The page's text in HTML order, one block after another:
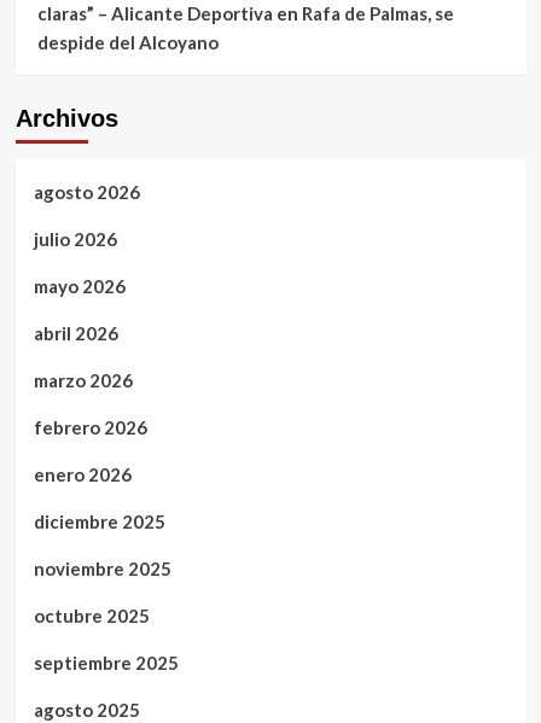
claras” – Alicante Deportiva en Rafa de Palmas, se
despide del Alcoyano
Archivos
agosto 2026
julio 2026
mayo 2026
abril 2026
marzo 2026
febrero 2026
enero 2026
diciembre 2025
noviembre 2025
octubre 2025
septiembre 2025
agosto 2025